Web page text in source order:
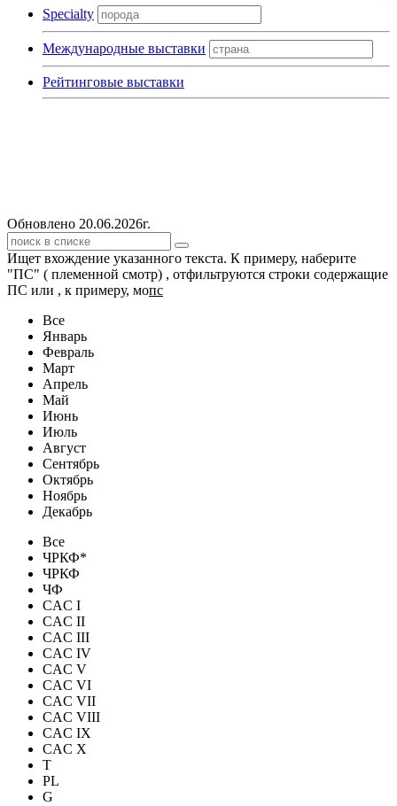
Specialty
Международные выставки
Рейтинговые выставки
Обновлено 20.06.2026г.
Ищет вхождение указанного текста. К примеру, наберите
"ПС" ( племенной смотр) , отфильтруются строки содержащие
ПС или , к примеру, мопс
Все
Январь
Февраль
Март
Апрель
Май
Июнь
Июль
Август
Сентябрь
Октябрь
Ноябрь
Декабрь
Все
ЧРКФ*
ЧРКФ
ЧФ
CAC I
CAC II
CAC III
CAC IV
CAC V
CAC VI
CAC VII
CAC VIII
CAC IX
CAC X
T
PL
G